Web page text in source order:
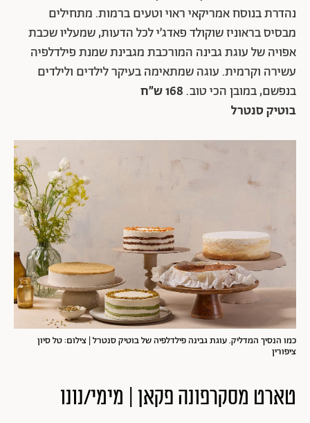
נהדרת בנוסח אמריקאי ראוי וטעים ברמות. מתחילים
מבסיס בראוניז שוקולד פאדג׳י לכל הדעות, שמעליו שכבת
אפויה של עוגת גבינה המורכבת מגבינת שמנת פילדלפיה
עשירה וקרמית. עוגה שמתאימה בעיקר לילדים ולילדים
בנפשם, במובן הכי טוב. 168 ש״ח
בוטיק סנטרל
כמו הנסיך המדליק. עוגת גבינה פילדלפיה של בוטיק סנטרל | צילום: טל סיון
ציפורין
טארט מסקרפונה פקאן | מימי/נונו